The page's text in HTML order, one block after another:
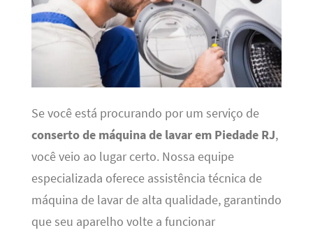
Se você está procurando por um serviço de
conserto de máquina de lavar em Piedade RJ,
você veio ao lugar certo. Nossa equipe
especializada oferece assistência técnica de
máquina de lavar de alta qualidade, garantindo
que seu aparelho volte a funcionar